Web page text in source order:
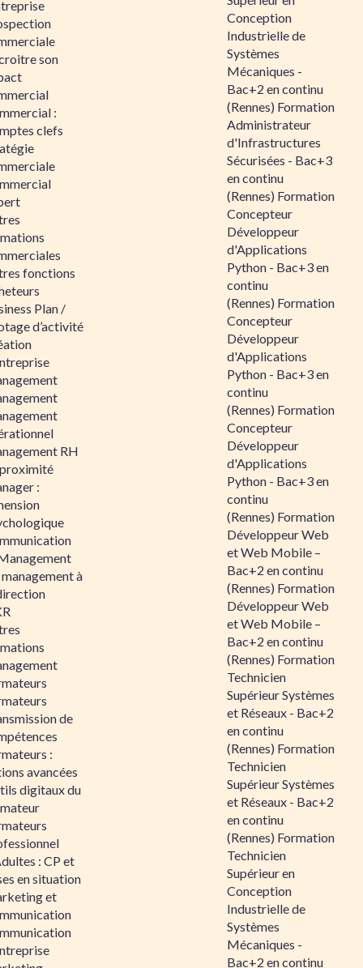
son
:
clefs
fonctions
Plan /
d’activité
RH
:
à
de
:
avancées
digitaux du
: CP et
en situation
et
Conception
Industrielle de
Systèmes
Mécaniques -
Bac+2 en continu
(Rennes) Formation
Administrateur
d'Infrastructures
Sécurisées - Bac+3
en continu
(Rennes) Formation
Concepteur
Développeur
d'Applications
Python - Bac+3 en
continu
(Rennes) Formation
Concepteur
Développeur
d'Applications
Python - Bac+3 en
continu
(Rennes) Formation
Concepteur
Développeur
d'Applications
Python - Bac+3 en
continu
(Rennes) Formation
Développeur Web
et Web Mobile –
Bac+2 en continu
(Rennes) Formation
Développeur Web
et Web Mobile –
Bac+2 en continu
(Rennes) Formation
Technicien
Supérieur Systèmes
et Réseaux - Bac+2
en continu
(Rennes) Formation
Technicien
Supérieur Systèmes
et Réseaux - Bac+2
en continu
(Rennes) Formation
Technicien
Supérieur en
Conception
Industrielle de
Systèmes
Mécaniques -
Bac+2 en continu